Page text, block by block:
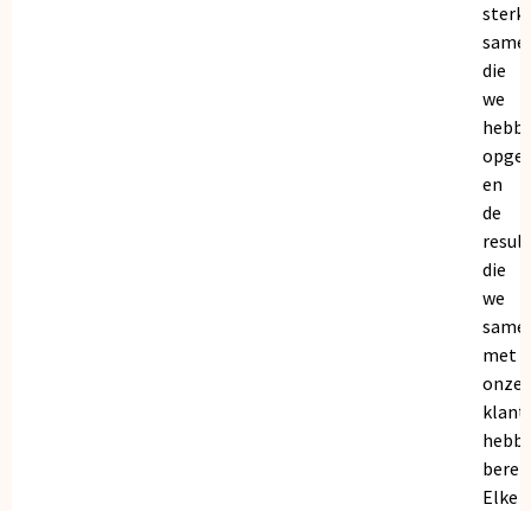
die
we
en
de
die
we
met
onze
Elke